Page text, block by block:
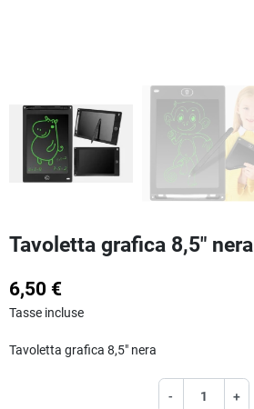
Tavoletta grafica 8,5" nera
6,50 €
Tasse incluse
Tavoletta grafica 8,5" nera
- +